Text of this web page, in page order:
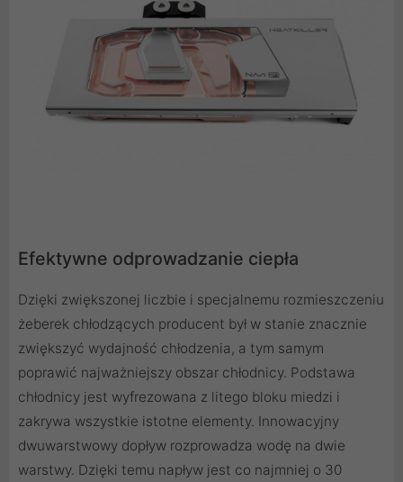
Efektywne odprowadzanie ciepła
Dzięki zwiększonej liczbie i specjalnemu rozmieszczeniu
żeberek chłodzących producent był w stanie znacznie
zwiększyć wydajność chłodzenia, a tym samym
poprawić najważniejszy obszar chłodnicy. Podstawa
chłodnicy jest wyfrezowana z litego bloku miedzi i
zakrywa wszystkie istotne elementy. Innowacyjny
dwuwarstwowy dopływ rozprowadza wodę na dwie
warstwy. Dzięki temu napływ jest co najmniej o 30